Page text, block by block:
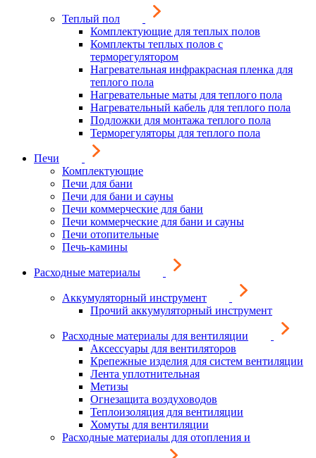
Теплый пол
Комплектующие для теплых полов
Комплекты теплых полов с
терморегулятором
Нагревательная инфракрасная пленка для
теплого пола
Нагревательные маты для теплого пола
Нагревательный кабель для теплого пола
Подложки для монтажа теплого пола
Терморегуляторы для теплого пола
Печи
Комплектующие
Печи для бани
Печи для бани и сауны
Печи коммерческие для бани
Печи коммерческие для бани и сауны
Печи отопительные
Печь-камины
Расходные материалы
Аккумуляторный инструмент
Прочий аккумуляторный инструмент
Расходные материалы для вентиляции
Аксессуары для вентиляторов
Крепежные изделия для систем вентиляции
Лента уплотнительная
Метизы
Огнезащита воздуховодов
Теплоизоляция для вентиляции
Хомуты для вентиляции
Расходные материалы для отопления и